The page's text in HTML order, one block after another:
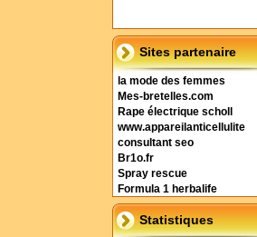
Sites partenaire
la mode des femmes
Mes-bretelles.com
Rape électrique scholl
www.appareilanticellulite
consultant seo
Br1o.fr
Spray rescue
Formula 1 herbalife
Statistiques